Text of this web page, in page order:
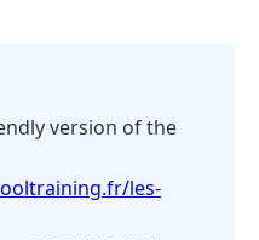
version of the
les-